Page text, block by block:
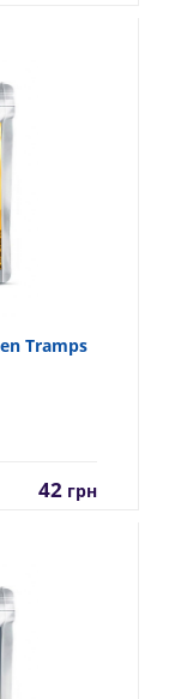
Tramps
42 грн